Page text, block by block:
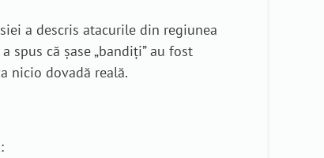
a descris atacurile din regiunea
spus că șase „bandiți” au fost
nicio dovadă reală.